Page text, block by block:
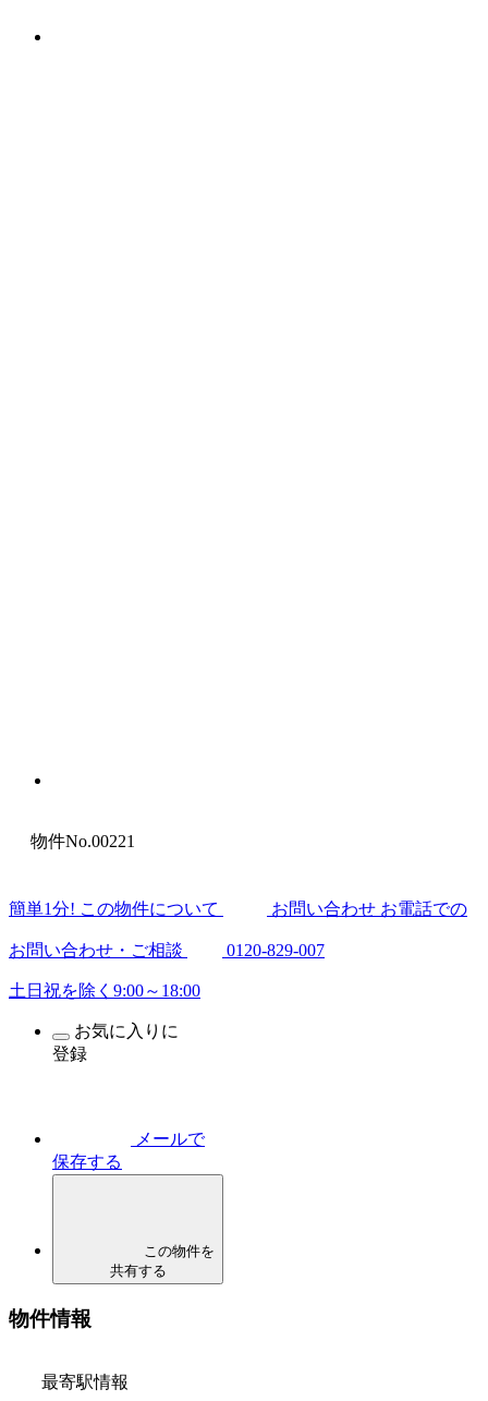
物件No.00221
簡単1分! この物件について お問い合わせ お電話での
お問い合わせ・ご相談 0120-829-007
土日祝を除く9:00～18:00
お気に入りに
登録
メールで
保存する
この物件を
共有する
物件情報
最寄駅情報